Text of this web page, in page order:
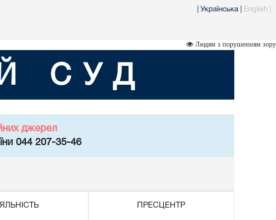
Українська English
Людям з порушенням зору
СУД
джерел
044 207-35-46
ПРЕСЦЕНТР